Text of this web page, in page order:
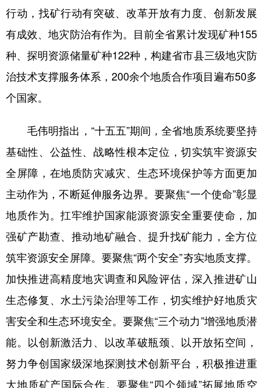
行动，找矿行动有突破、改革开放有力度、创新发展
有成效、地灾防治有作为。目前全省累计发现矿种155
种、探明资源储量矿种122种，构建省市县三级地灾防
治技术支撑服务体系，200余个地质合作项目遍布50多
个国家。
毛伟明指出，“十五五”期间，全省地质系统要坚持
基础性、公益性、战略性根本定位，切实筑牢资源安
全屏障，在地质防灾减灾、生态环境保护等方面更加
主动作为，不断延伸服务边界。要聚焦“一个使命”彰显
地质作为。扛牢维护国家能源资源安全重要使命，加
强矿产勘查、推动地矿融合、提升找矿能力，全方位
筑牢资源安全屏障。要聚焦“两个安全”夯实地质支撑。
加快推进高精度地灾调查和风险评估，深入推进矿山
生态修复、水土污染治理等工作，切实维护好地质灾
害安全和生态环境安全。要聚焦“三个动力”增强地质潜
能。以创新激活力、以改革破瓶颈、以开放拓空间，
努力争创国家级深地探测技术创新平台，积极推进重
大地质矿产国际合作。要聚焦“四个领域”拓展地质空